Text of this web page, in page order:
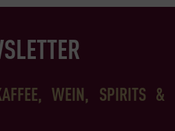
WEIN, SPIRITS &